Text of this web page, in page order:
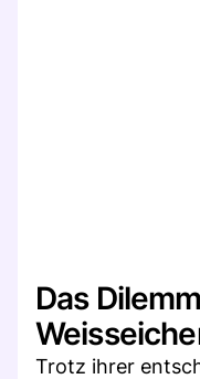
Das
Trotz ihrer